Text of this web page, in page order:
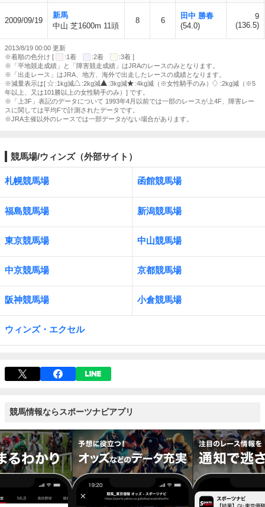
2009/09/19
新馬
中山 芝1600m 11頭
8 6
田中 勝春
(54.0)
9
(136.5)
2013/8/19 00:00 更新
※着順の色分け [
:1着 :2着
:3着 ]
※「平地競走成績」と「障害競走成績」はJRAのレースのみとなります。
※「出走レース」はJRA、地方、海外で出走したレースの成績となります。
※減量表示は[
:1kg減 :2kg減 :3kg減 :4kg減（※女性騎手のみ）
:2kg減（※5
年以上、又は101勝以上の女性騎手のみ）] です。
※「上3F」表記のデータについて 1993年4月以前では一部のレースが上4F、障害レー
スに関しては平均Fで計測されたデータです。
※JRA主催以外のレースでは一部データがない場合があります。
競馬場/ウィンズ（外部サイト）
札幌競馬場 函館競馬場
福島競馬場 新潟競馬場
東京競馬場 中山競馬場
中京競馬場 京都競馬場
阪神競馬場 小倉競馬場
ウィンズ・エクセル
競馬情報ならスポーツナビアプリ